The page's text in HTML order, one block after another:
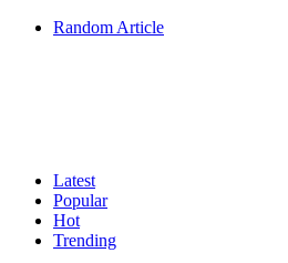
Random Article
Latest
Popular
Hot
Trending